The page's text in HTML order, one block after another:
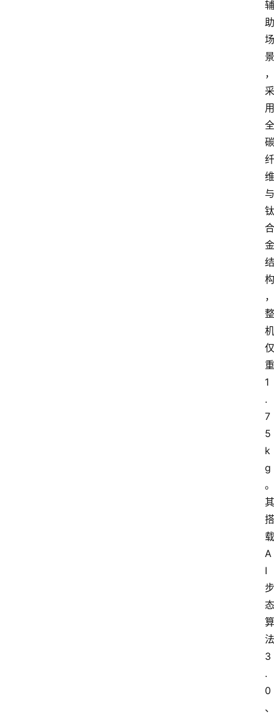
辅
助
场
景
，
采
用
全
碳
纤
维
与
钛
合
金
结
构
，
整
机
仅
重
1
.
7
5
k
g
。
其
搭
载
A
I
步
态
算
法
3
.
0
、